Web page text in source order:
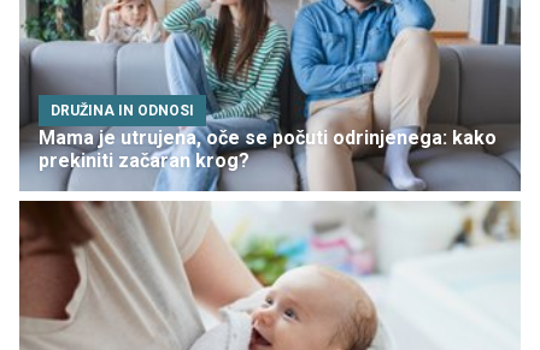
DRUŽINA IN ODNOSI
Mama je utrujena, oče se počuti odrinjenega: kako
prekiniti začaran krog?